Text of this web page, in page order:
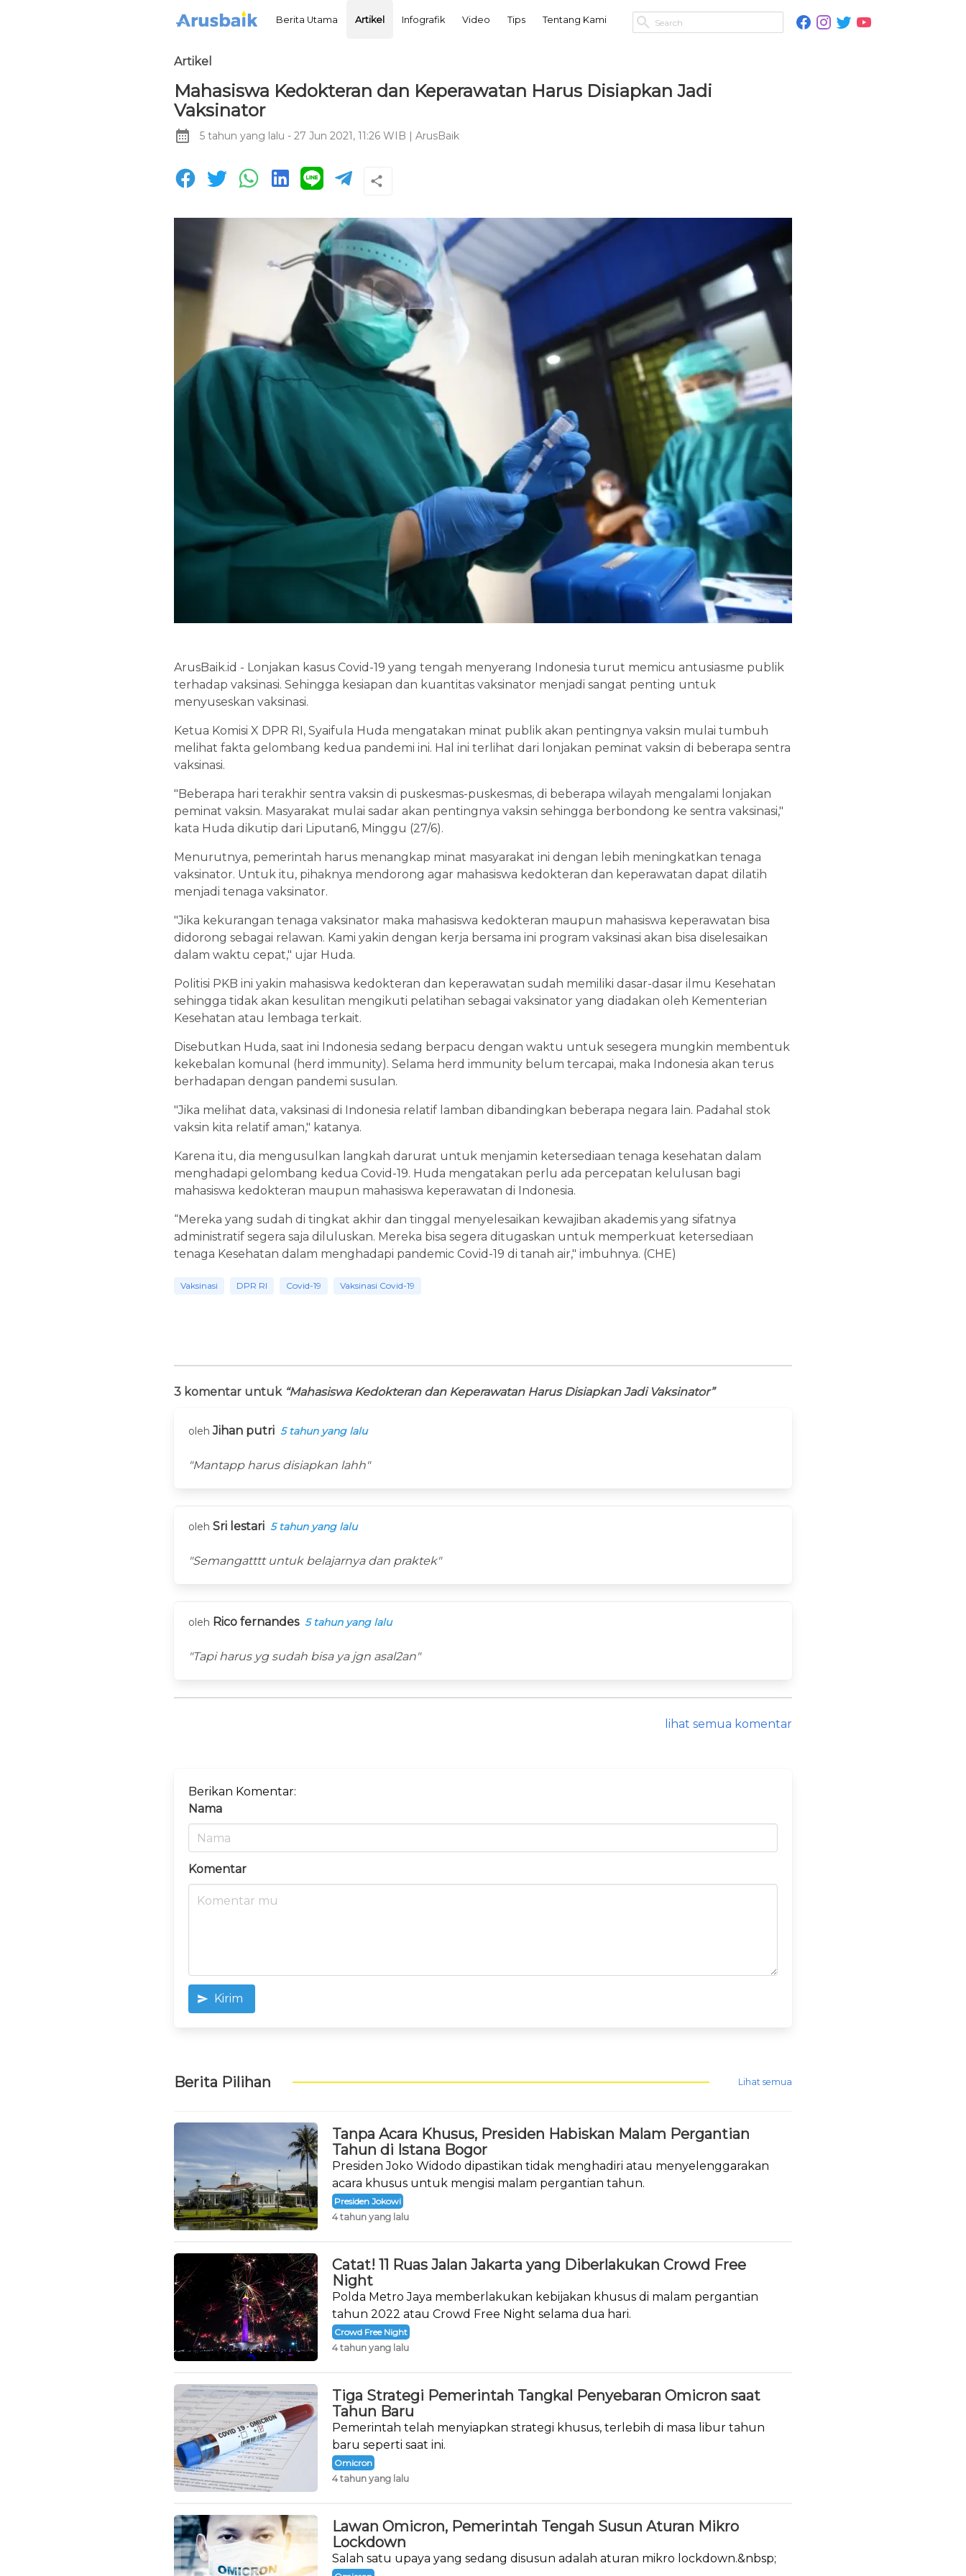
Berita Utama Artikel Infografik Video Tips Tentang Kami
Artikel
Mahasiswa Kedokteran dan Keperawatan Harus Disiapkan Jadi
Vaksinator
5 tahun yang lalu - 27 Jun 2021, 11:26 WIB ArusBaik
ArusBaik.id - Lonjakan kasus Covid-19 yang tengah menyerang Indonesia turut memicu antusiasme publik
terhadap vaksinasi. Sehingga kesiapan dan kuantitas vaksinator menjadi sangat penting untuk
menyuseskan vaksinasi.
Ketua Komisi X DPR RI, Syaifula Huda mengatakan minat publik akan pentingnya vaksin mulai tumbuh
melihat fakta gelombang kedua pandemi ini. Hal ini terlihat dari lonjakan peminat vaksin di beberapa sentra
vaksinasi.
"Beberapa hari terakhir sentra vaksin di puskesmas-puskesmas, di beberapa wilayah mengalami lonjakan
peminat vaksin. Masyarakat mulai sadar akan pentingnya vaksin sehingga berbondong ke sentra vaksinasi,"
kata Huda dikutip dari Liputan6, Minggu (27/6).
Menurutnya, pemerintah harus menangkap minat masyarakat ini dengan lebih meningkatkan tenaga
vaksinator. Untuk itu, pihaknya mendorong agar mahasiswa kedokteran dan keperawatan dapat dilatih
menjadi tenaga vaksinator.
"Jika kekurangan tenaga vaksinator maka mahasiswa kedokteran maupun mahasiswa keperawatan bisa
didorong sebagai relawan. Kami yakin dengan kerja bersama ini program vaksinasi akan bisa diselesaikan
dalam waktu cepat," ujar Huda.
Politisi PKB ini yakin mahasiswa kedokteran dan keperawatan sudah memiliki dasar-dasar ilmu Kesehatan
sehingga tidak akan kesulitan mengikuti pelatihan sebagai vaksinator yang diadakan oleh Kementerian
Kesehatan atau lembaga terkait.
Disebutkan Huda, saat ini Indonesia sedang berpacu dengan waktu untuk sesegera mungkin membentuk
kekebalan komunal (herd immunity). Selama herd immunity belum tercapai, maka Indonesia akan terus
berhadapan dengan pandemi susulan.
"Jika melihat data, vaksinasi di Indonesia relatif lamban dibandingkan beberapa negara lain. Padahal stok
vaksin kita relatif aman," katanya.
Karena itu, dia mengusulkan langkah darurat untuk menjamin ketersediaan tenaga kesehatan dalam
menghadapi gelombang kedua Covid-19. Huda mengatakan perlu ada percepatan kelulusan bagi
mahasiswa kedokteran maupun mahasiswa keperawatan di Indonesia.
“Mereka yang sudah di tingkat akhir dan tinggal menyelesaikan kewajiban akademis yang sifatnya
administratif segera saja diluluskan. Mereka bisa segera ditugaskan untuk memperkuat ketersediaan
tenaga Kesehatan dalam menghadapi pandemic Covid-19 di tanah air," imbuhnya. (CHE)
Vaksinasi DPR RI Covid-19 Vaksinasi Covid-19
3 komentar untuk “Mahasiswa Kedokteran dan Keperawatan Harus Disiapkan Jadi Vaksinator”
oleh Jihan putri 5 tahun yang lalu
"Mantapp harus disiapkan lahh"
oleh Sri lestari 5 tahun yang lalu
"Semangatttt untuk belajarnya dan praktek"
oleh Rico fernandes 5 tahun yang lalu
"Tapi harus yg sudah bisa ya jgn asal2an"
lihat semua komentar
Berikan Komentar:
Nama
Komentar
Kirim
Berita Pilihan Lihat semua
Tanpa Acara Khusus, Presiden Habiskan Malam Pergantian
Tahun di Istana Bogor
Presiden Joko Widodo dipastikan tidak menghadiri atau menyelenggarakan
acara khusus untuk mengisi malam pergantian tahun.
Presiden Jokowi
4 tahun yang lalu
Catat! 11 Ruas Jalan Jakarta yang Diberlakukan Crowd Free
Night
Polda Metro Jaya memberlakukan kebijakan khusus di malam pergantian
tahun 2022 atau Crowd Free Night selama dua hari.
Crowd Free Night
4 tahun yang lalu
Tiga Strategi Pemerintah Tangkal Penyebaran Omicron saat
Tahun Baru
Pemerintah telah menyiapkan strategi khusus, terlebih di masa libur tahun
baru seperti saat ini.
Omicron
4 tahun yang lalu
Lawan Omicron, Pemerintah Tengah Susun Aturan Mikro
Lockdown
Salah satu upaya yang sedang disusun adalah aturan mikro lockdown.&nbsp;